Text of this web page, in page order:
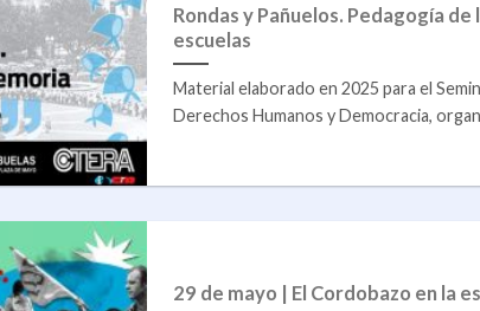
Rondas y Pañuelos. Pedagogía
escuelas
Material elaborado en 2025 para el
Derechos Humanos y Democracia,
29 de mayo | El Cordobazo en la